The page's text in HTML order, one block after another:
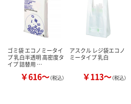
ゴミ袋 エコノミータイ
プ 乳白半透明 高密度タ
イプ 詰替用 …
￥616～（税込）
アスクル レジ袋エコノ
ミータイプ 乳白
￥113～（税込）